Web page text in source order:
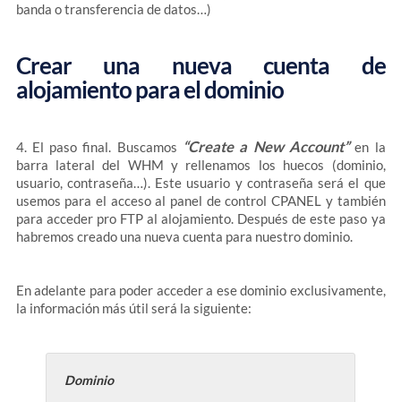
banda o transferencia de datos…)
Crear una nueva cuenta de
alojamiento para el dominio
4. El paso final. Buscamos “Create a New Account”en la
barra lateral del WHM y rellenamos los huecos (dominio,
usuario, contraseña…). Este usuario y contraseña será el que
usemos para el acceso al panel de control CPANEL y también
para acceder pro FTP al alojamiento. Después de este paso ya
habremos creado una nueva cuenta para nuestro dominio.
En adelante para poder acceder a ese dominio exclusivamente,
la información más útil será la siguiente:
Dominio